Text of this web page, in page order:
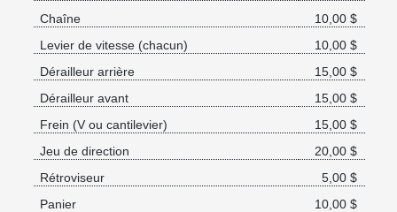
Chaîne
10,00 $
Levier de vitesse (chacun)
10,00 $
Dérailleur arrière
15,00 $
Dérailleur avant
15,00 $
Frein (V ou cantilevier)
15,00 $
Jeu de direction
20,00 $
Rétroviseur
5,00 $
Panier
10,00 $